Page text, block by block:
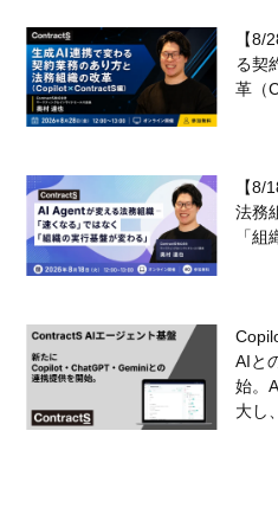
【8/
る契
革（
【8/
法務
「
AIと
始。
大し